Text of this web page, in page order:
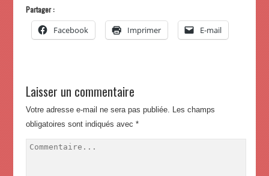
Partager :
Facebook Imprimer E-mail
Laisser un commentaire
Votre adresse e-mail ne sera pas publiée. Les champs
obligatoires sont indiqués avec *